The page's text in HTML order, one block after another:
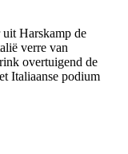
Harskamp de
verre van
overtuigend de
Italiaanse podium